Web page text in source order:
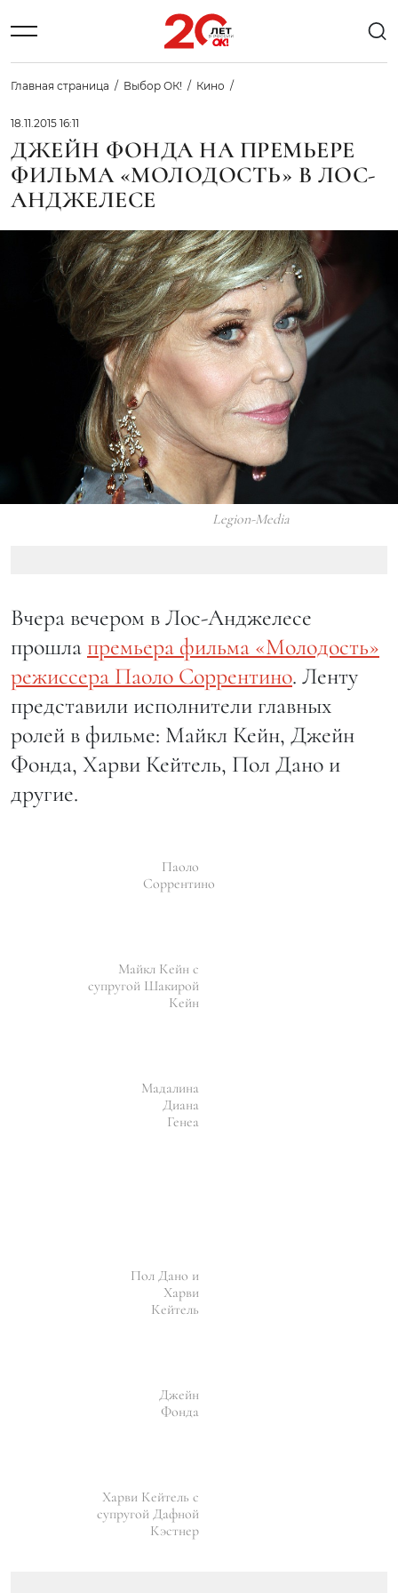
Главная страница Выбор ОК! Кино
18.11.2015 16:11
ДЖЕЙН ФОНДА НА ПРЕМЬЕРЕ
ФИЛЬМА «МОЛОДОСТЬ» В ЛОС-
АНДЖЕЛЕСЕ
Legion-Media
Вчера вечером в Лос-Анджелесе
прошла премьера фильма «Молодость»
режиссера Паоло Соррентино. Ленту
представили исполнители главных
ролей в фильме: Майкл Кейн, Джейн
Фонда, Харви Кейтель, Пол Дано и
другие.
Паоло
Соррентино
Майкл Кейн с
супругой Шакирой
Кейн
Мадалина
Диана
Генеа
Пол Дано и
Харви
Кейтель
Джейн
Фонда
Харви Кейтель с
супругой Дафной
Кэстнер